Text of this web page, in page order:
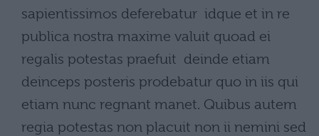
sapientissimos deferebatur  idque et in re
publica nostra maxime valuit quoad ei
regalis potestas praefuit  deinde etiam
deinceps posteris prodebatur quo in iis qui
etiam nunc regnant manet. Quibus autem
regia potestas non placuit non ii nemini sed